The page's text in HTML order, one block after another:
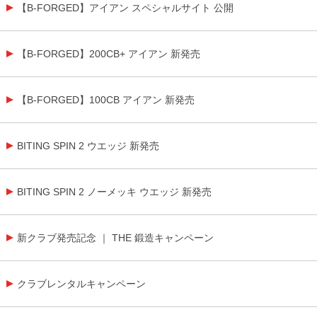
【B-FORGED】アイアン スペシャルサイト 公開
【B-FORGED】200CB+ アイアン 新発売
【B-FORGED】100CB アイアン 新発売
BITING SPIN 2 ウエッジ 新発売
BITING SPIN 2 ノーメッキ ウエッジ 新発売
新クラブ発売記念 ｜ THE 鍛造キャンペーン
クラブレンタルキャンペーン